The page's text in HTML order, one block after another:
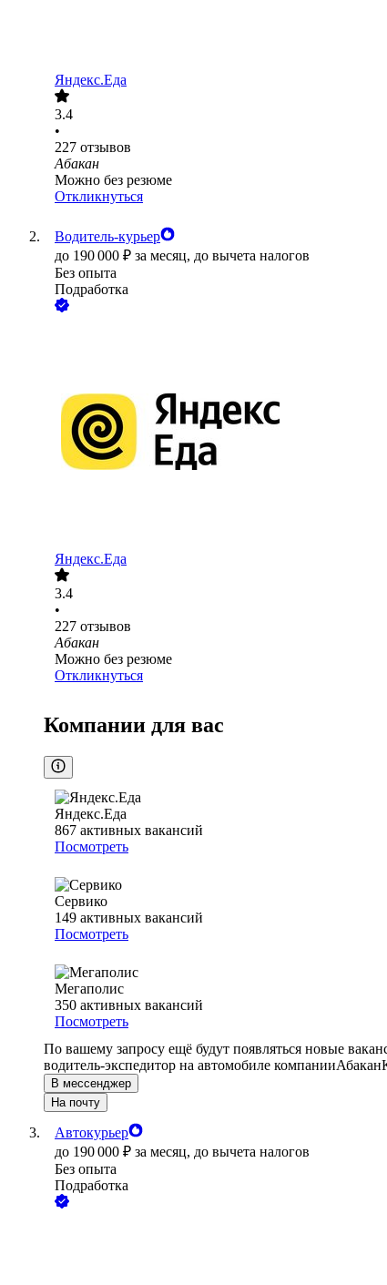
Яндекс.Еда
3.4
•
227 отзывов
Абакан
Можно без резюме
Откликнуться
Водитель-курьер
до 190 000 ₽ за месяц, до вычета налогов
Без опыта
Подработка
Яндекс.Еда
3.4
•
227 отзывов
Абакан
Можно без резюме
Откликнуться
Компании для вас
Яндекс.Еда
867 активных вакансий
Посмотреть
Сервико
149 активных вакансий
Посмотреть
Мегаполис
350 активных вакансий
Посмотреть
По вашему запросу ещё будут появляться новые
водитель-экспедитор на автомобиле компанииАбакан
В мессенджер
На почту
Автокурьер
до 190 000 ₽ за месяц, до вычета налогов
Без опыта
Подработка